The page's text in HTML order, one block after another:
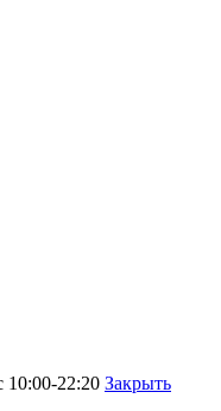
22:20 Закрыть